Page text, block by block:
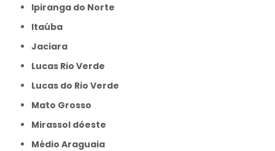
Ipiranga do Norte
Itaúba
Jaciara
Lucas Rio Verde
Lucas do Rio Verde
Mato Grosso
Mirassol dóeste
Médio Araguaia